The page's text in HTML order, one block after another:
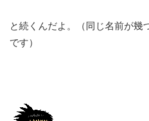
と続くんだよ。（同じ名前が幾
です）